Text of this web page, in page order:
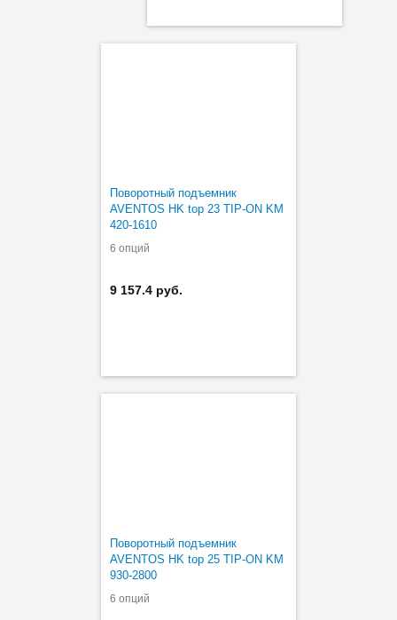
Поворотный подъемник
AVENTOS HK top 23 TIP-ON KM
420-1610
6 опций
9 157.4 руб.
Поворотный подъемник
AVENTOS HK top 25 TIP-ON KM
930-2800
6 опций